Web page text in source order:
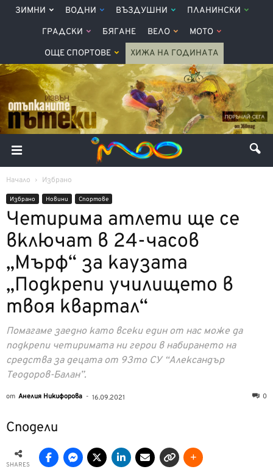
ЗИМНИ ВОДНИ ВЪЗДУШНИ ПЛАНИНСКИ
ГРАДСКИ БЯГАНЕ ВЕЛО МОТО
ОЩЕ СПОРТОВЕ ХИЖА НА ГОДИНАТА
Начало Избрано
Избрано Новини Спортове
Четирима атлети ще се
включат в 24-часов
„Мърф“ за каузата
„Подкрепи училището в
твоя квартал“
Помагаме заедно като всеки един от нас може да
подкрепи четиримата ни герои в набирането на
средства за децата от 93то СУ “Александър
Теодоров-Балан”.
от Анелия Никифорова - 16.09.2021 0
Сподели
SHARES